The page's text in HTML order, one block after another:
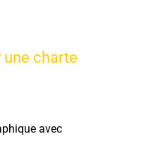
une charte
avec